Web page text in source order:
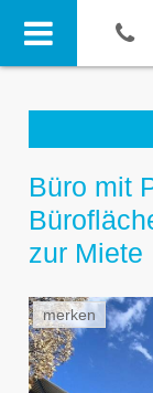
Büro mit
zur Miete
merken